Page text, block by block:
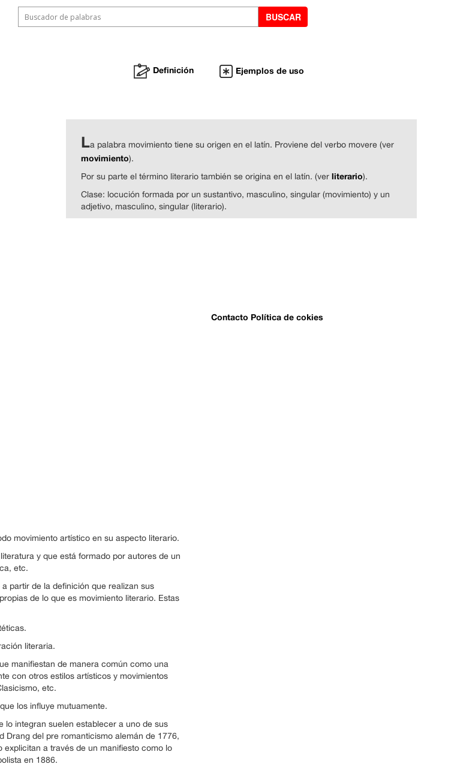
Definición Ejemplos de uso
La palabra movimiento tiene su origen en el latín. Proviene del verbo movere (ver
movimiento).
Por su parte el término literario también se origina en el latín. (ver literario).
Clase: locución formada por un sustantivo, masculino, singular (movimiento) y un
adjetivo, masculino, singular (literario).
movimiento artístico en su aspecto literario.
y que está formado por autores de un
etc.
partir de la definición que realizan sus
de lo que es movimiento literario. Estas
literaria.
manifiestan de manera común como una
con otros estilos artísticos y movimientos
etc.
los influye mutuamente.
lo integran suelen establecer a uno de sus
Drang del pre romanticismo alemán de 1776,
a través de un manifiesto como lo
en 1886.
Contacto Política de cokies